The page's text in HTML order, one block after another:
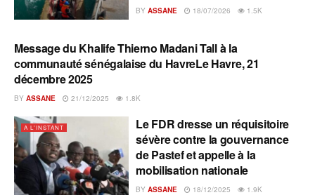
BY ASSANE 18/07/2026 1.5K
A L'INSTANT
Message du Khalife Thierno Madani Tall à la
communauté sénégalaise du HavreLe Havre, 21
décembre 2025
BY ASSANE 21/12/2025 1.8K
A L'INSTANT
Le FDR dresse un réquisitoire
sévère contre la gouvernance
de Pastef et appelle à la
mobilisation nationale
BY ASSANE 18/12/2025 1.9K